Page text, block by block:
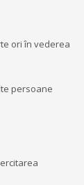
ori în vederea
persoane